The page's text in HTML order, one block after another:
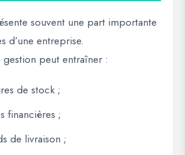
souvent une part importante
d’une entreprise.
gestion peut entraîner :
de stock ;
financières ;
de livraison ;